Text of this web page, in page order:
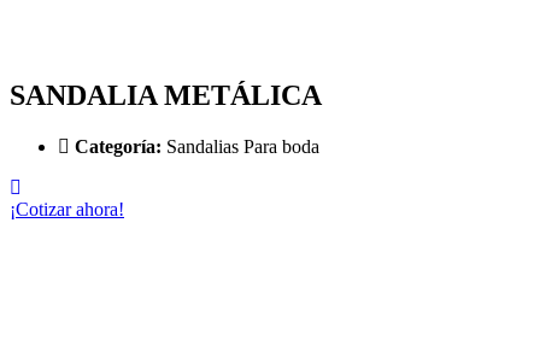
SANDALIA METÁLICA
Categoría: Sandalias Para boda
¡Cotizar ahora!